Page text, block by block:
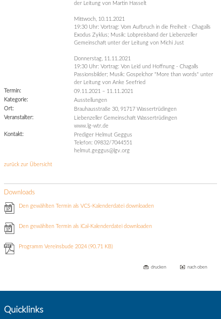
der Leitung von Martin Hasselt
Mittwoch, 10.11.2021
19:30 Uhr: Vortrag: Vom Aufbruch in die Freiheit - Chagalls
Exodus Zyklus; Musik: Lobpreisband der Liebenzeller
Gemeinschaft unter der Leitung von Michi Just
Donnerstag, 11.11.2021
19:30 Uhr: Vortrag: Von Leid und Hoffnung - Chagalls
Passionsbilder; Musik: Gospelchor "More than words" unter
der Leitung von Anke Seefried
Termin:
09.11.2021 – 11.11.2021
Kategorie:
Ausstellungen
Ort:
Brauhausstraße 30, 91717 Wassertrüdingen
Veranstalter:
Liebenzeller Gemeinschaft Wassertrüdingen
www.lg-wtr.de
Kontakt:
Prediger Helmut Geggus
Telefon: 09832/7044551
helmut.geggus@lgv.org
zurück zur Übersicht
Downloads
Den gewählten Termin als VCS-Kalenderdatei downloaden
Den gewählten Termin als iCal-Kalenderdatei downloaden
Programm Vereinsbude 2024(90.71 KB)
drucken nach oben
Quicklinks